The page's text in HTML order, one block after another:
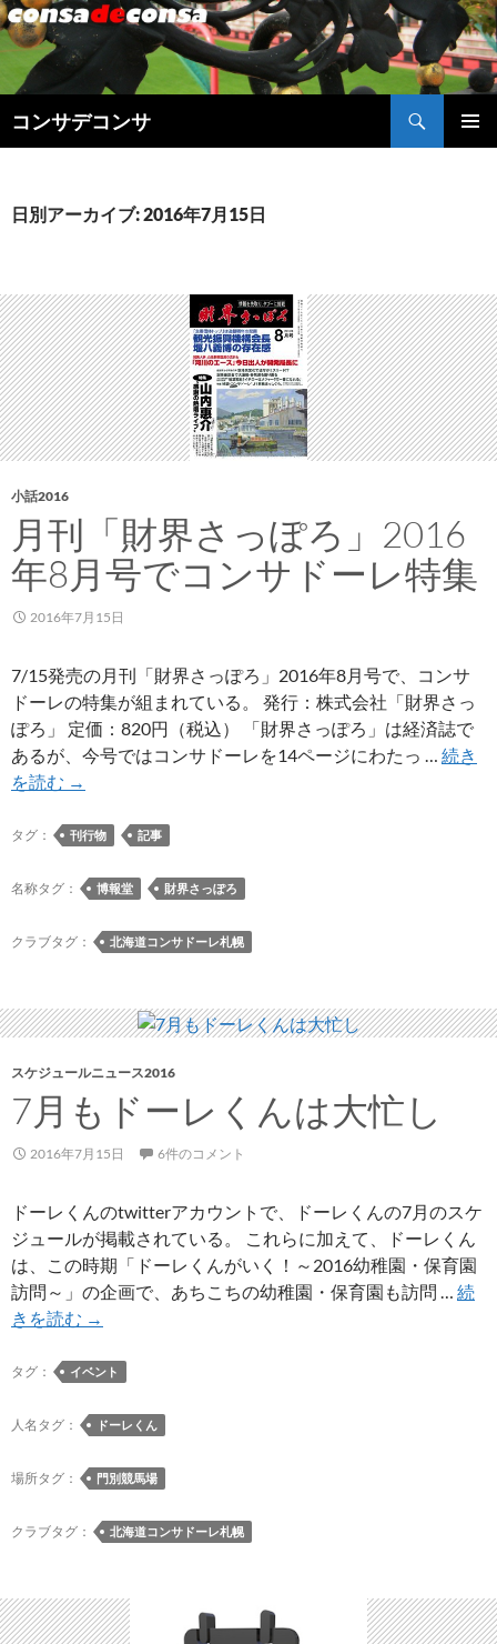
コンサデコンサ
索
ン
キ
ッ
プ
日別アーカイブ: 2016年7月15日
小話2016
月刊「財界さっぽろ」2016
年8月号でコンサドーレ特集
2016年7月15日
7/15発売の月刊「財界さっぽろ」2016年8月号で、コンサ
ドーレの特集が組まれている。 発行：株式会社「財界さっ
ぽろ」 定価：820円（税込） 「財界さっぽろ」は経済誌で
あるが、今号ではコンサドーレを14ページにわたっ … 続き
を読む 月
「財
さ
ぽ
年
月
号
で
コ
サ
ド
ー
レ
特
→
タグ： 刊行物 記事
名称タグ： 博報堂 財界さっぽろ
クラブタグ： 北海道コンサドーレ札幌
スケジュールニュース2016
7月もドーレくんは大忙し
2016年7月15日 6件のコメント
ドーレくんのtwitterアカウントで、ドーレくんの7月のスケ
ジュールが掲載されている。 これらに加えて、ドーレくん
は、この時期「ドーレくんがいく！～2016幼稚園・保育園
訪問～」の企画で、あちこちの幼稚園・保育園も訪問 … 続
きを読む 7
も
ー
く
は
し
→
タグ： イベント
人名タグ： ドーレくん
場所タグ： 門別競馬場
クラブタグ： 北海道コンサドーレ札幌